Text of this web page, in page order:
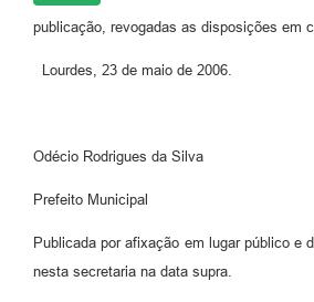
Junta Militar
Legislação
PPA
Nota Fiscal Eletrônica
e-SIC
publicação, revogadas as disposições em
Lourdes, 23 de maio de 2006.
Odécio Rodrigues da Silva
Prefeito Municipal
Publicada por afixação em lugar público e
nesta secretaria na data supra.